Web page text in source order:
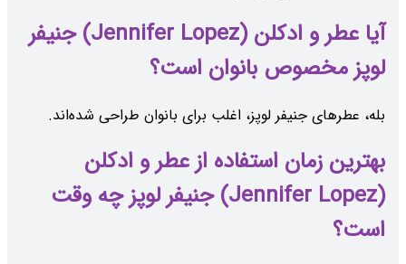
آیا عطر و ادکلن (Jennifer Lopez) جنیفر
لوپز مخصوص بانوان است؟
بله، عطرهای جنیفر لوپز، اغلب برای بانوان طراحی شده‌اند.
بهترین زمان استفاده از عطر و ادکلن
(Jennifer Lopez) جنیفر لوپز چه وقت
است؟